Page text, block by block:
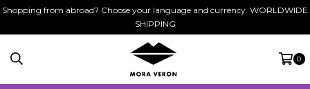
Shopping from abroad? Choose your language and currency. WORLDWIDE
SHIPPING
0